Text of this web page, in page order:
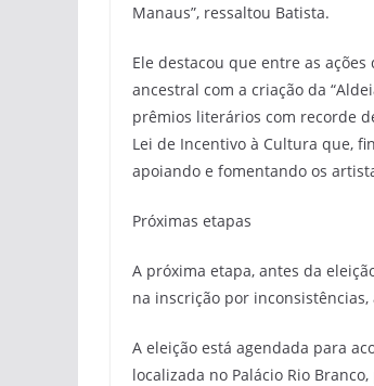
Manaus”, ressaltou Batista.
Ele destacou que entre as
ancestral com a criação da
prêmios literários com recorde
Lei de Incentivo à Cultura que,
apoiando e fomentando os
Próximas etapas
A próxima etapa, antes da
na inscrição por
A eleição está agendada para
localizada no Palácio Rio